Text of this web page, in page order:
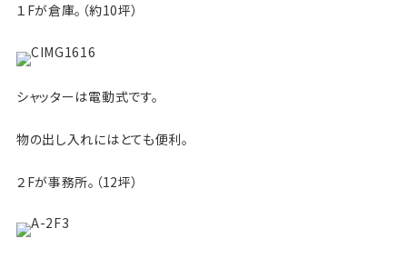
１Fが倉庫。（約10坪）
シャッターは電動式です。
物の出し入れにはとても便利。
２Fが事務所。（12坪）